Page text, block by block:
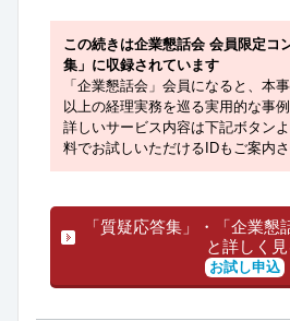
この続きは企業懇話会 会員限定コ
集」に収録されています
「企業懇話会」会員になると、本
以上の経理実務を巡る実用的な事
詳しいサービス内容は下記ボタン
料でお試しいただけるIDもご案内
「質疑応答集」・「企業懇
と詳しく見
お試し申込